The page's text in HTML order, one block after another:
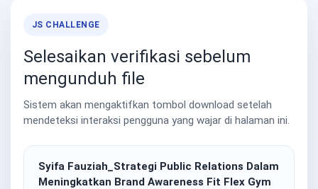
JS CHALLENGE
Selesaikan verifikasi sebelum
mengunduh file
Sistem akan mengaktifkan tombol download setelah
mendeteksi interaksi pengguna yang wajar di halaman ini.
Syifa Fauziah_Strategi Public Relations Dalam
Meningkatkan Brand Awareness Fit Flex Gym